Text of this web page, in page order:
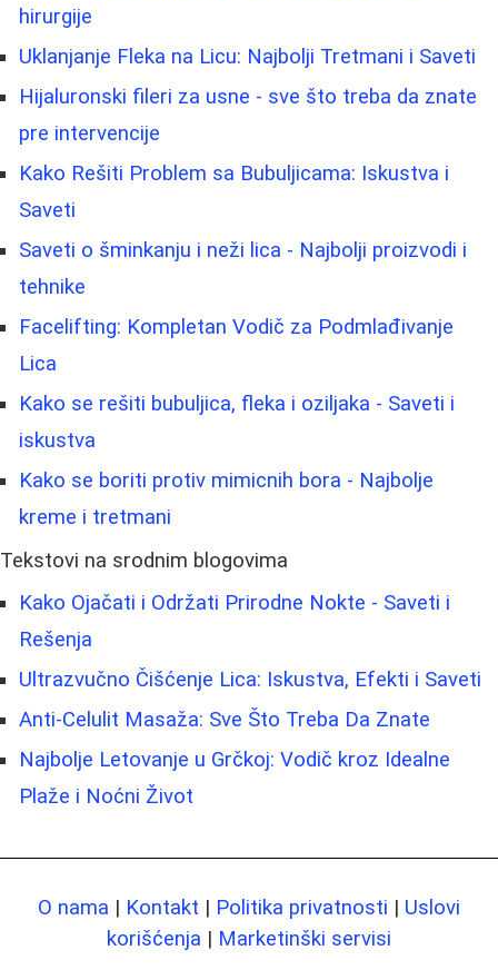
hirurgije
Uklanjanje Fleka na Licu: Najbolji Tretmani i Saveti
Hijaluronski fileri za usne - sve što treba da znate
pre intervencije
Kako Rešiti Problem sa Bubuljicama: Iskustva i
Saveti
Saveti o šminkanju i neži lica - Najbolji proizvodi i
tehnike
Facelifting: Kompletan Vodič za Podmlađivanje
Lica
Kako se rešiti bubuljica, fleka i oziljaka - Saveti i
iskustva
Kako se boriti protiv mimicnih bora - Najbolje
kreme i tretmani
Tekstovi na srodnim blogovima
Kako Ojačati i Održati Prirodne Nokte - Saveti i
Rešenja
Ultrazvučno Čišćenje Lica: Iskustva, Efekti i Saveti
Anti-Celulit Masaža: Sve Što Treba Da Znate
Najbolje Letovanje u Grčkoj: Vodič kroz Idealne
Plaže i Noćni Život
O nama | Kontakt | Politika privatnosti | Uslovi
korišćenja | Marketinški servisi